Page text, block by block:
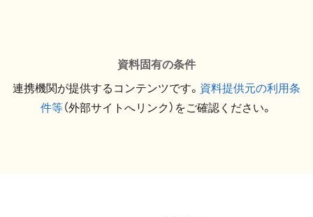
資料固有の条件
連携機関が提供するコンテンツです。 資料提供元の利用条
件等（外部サイトへリンク）をご確認ください。